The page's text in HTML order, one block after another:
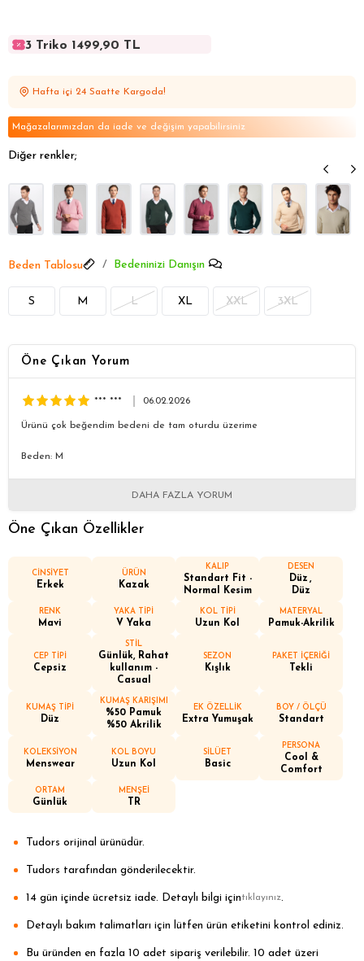
3 Triko 1499,90 TL
3 Triko 1499,90 TL
Hafta içi 24 Saatte Kargoda!
Mağazalarımızdan da iade ve değişim yapabilirsiniz
Diğer renkler;
Beden Tablosu Bedeninizi Danışın
S M L XL XXL 3XL
Öne Çıkan Yorum
*** *** 06.02.2026
Ürünü çok beğendim bedeni de tam oturdu üzerime
Beden: M
DAHA FAZLA YORUM
Öne Çıkan Özellikler
CİNSİYET
Erkek
ÜRÜN
Kazak
KALIP
Standart Fit -
Normal Kesim
DESEN
Düz
Düz
RENK
Mavi
YAKA TİPİ
V Yaka
KOL TİPİ
Uzun Kol
MATERYAL
Pamuk-Akrilik
CEP TİPİ
Cepsiz
STİL
Günlük, Rahat
kullanım -
Casual
SEZON
Kışlık
PAKET İÇERİĞİ
Tekli
KUMAŞ TİPİ
Düz
KUMAŞ KARIŞIMI
%50 Pamuk
%50 Akrilik
EK ÖZELLİK
Extra Yumuşak
BOY / ÖLÇÜ
Standart
KOLEKSİYON
Menswear
KOL BOYU
Uzun Kol
SİLÜET
Basic
PERSONA
Cool &
Comfort
ORTAM
Günlük
MENŞEİ
TR
Tudors orijinal ürünüdür.
Tudors tarafından gönderilecektir.
14 gün içinde ücretsiz iade. Detaylı bilgi içintıklayınız.
Detaylı bakım talimatları için lütfen ürün etiketini kontrol ediniz.
Bu üründen en fazla 10 adet sipariş verilebilir. 10 adet üzeri